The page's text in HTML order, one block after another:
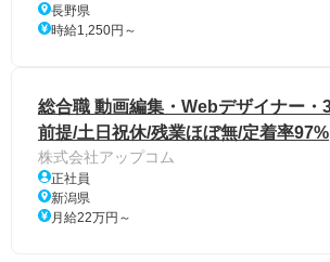
長野県
時給1,250円～
総合職 動画編集・Webデザイナー・
前提/土日祝休/残業ほぼ無/定着率97%
株式会社アップコム
正社員
新潟県
月給22万円～